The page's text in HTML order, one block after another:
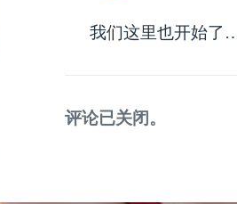
我们这里也开始了
评论已关闭。